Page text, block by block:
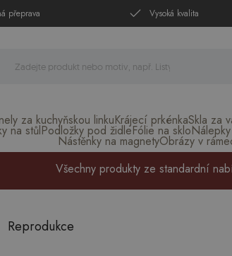
přeprava Vysoká kvalita
za kuchyňskou linkuKrájecí prkénkaSkla za
na stůlPodložky pod židleFólie na sklo
Nástěnky na magnetyObrázy v
Všechny produkty ze standardní
Reprodukce